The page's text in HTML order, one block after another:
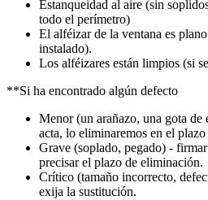
Estanqueidad al aire (sin
todo el perímetro)
El alféizar de la ventana es
instalado).
Los alféizares están limpios (si
**Si ha encontrado algún defecto
Menor (un arañazo, una gota de
acta, lo eliminaremos en el plazo
Grave (soplado, pegado) -
precisar el plazo de eliminación.
Crítico (tamaño incorrecto,
exija la sustitución.